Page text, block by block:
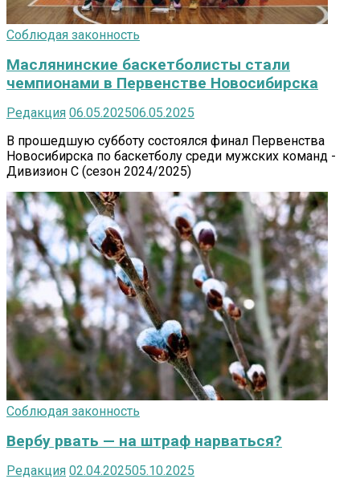
Соблюдая законность
Маслянинские баскетболисты стали
чемпионами в Первенстве Новосибирска
Редакция 06.05.202506.05.2025
В прошедшую субботу состоялся финал Первенства
Новосибирска по баскетболу среди мужских команд -
Дивизион С (сезон 2024/2025)
Соблюдая законность
Вербу рвать — на штраф нарваться?
Редакция 02.04.202505.10.2025